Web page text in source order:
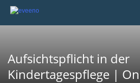
Aufsichtspflicht in der
Kindertagespflege |